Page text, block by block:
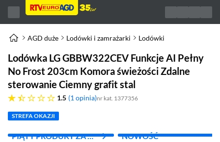
AGD duże Lodówki i zamrażarki Lodówki
Lodówka LG GBBW322CEV Funkcje AI Pełny
No Frost 203cm Komora świeżości Zdalne
sterowanie Ciemny grafit stal
1.5
1.5 gwiazdek 1 opinia nr kat. 1377356
STREFA OKAZJI
PIĄTY PRODUKT ZA 1
NOWOŚĆ